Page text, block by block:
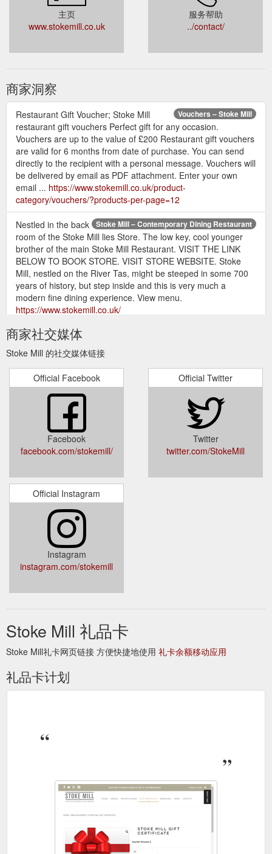
主页
www.stokemill.co.uk
服务帮助
../contact/
商家洞察
Vouchers – Stoke Mill
Restaurant Gift Voucher; Stoke Mill
restaurant gift vouchers Perfect gift for any occasion.
Vouchers are up to the value of £200 Restaurant gift vouchers
are valid for 6 months from date of purchase. You can send
directly to the recipient with a personal message. Vouchers will
be delivered by email as PDF attachment. Enter your own
email ... https://www.stokemill.co.uk/product-
category/vouchers/?products-per-page=12
Stoke Mill – Contemporary Dining Restaurant
Nestled in the back
room of the Stoke Mill lies Store. The low key, cool younger
brother of the main Stoke Mill Restaurant. VISIT THE LINK
BELOW TO BOOK STORE. VISIT STORE WEBSITE. Stoke
Mill, nestled on the River Tas, might be steeped in some 700
years of history, but step inside and this is very much a
modern fine dining experience. View menu.
https://www.stokemill.co.uk/
商家社交媒体
Stoke Mill 的社交媒体链接
Official Facebook
Facebook
facebook.com/stokemill/
Official Twitter
Twitter
twitter.com/StokeMill
Official Instagram
Instagram
instagram.com/stokemill
Stoke Mill 礼品卡
Stoke Mill礼卡网页链接 方便快捷地使用 礼卡余额移动应用
礼品卡计划